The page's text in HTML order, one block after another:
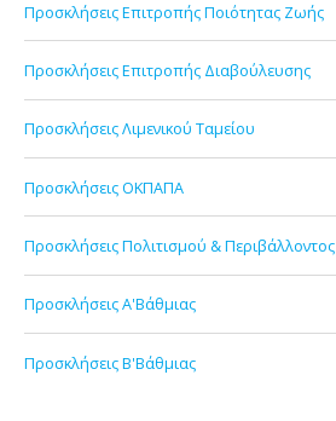
Προσκλήσεις Επιτροπής Ποιότητας Ζωής
Προσκλήσεις Επιτροπής Διαβούλευσης
Προσκλήσεις Λιμενικού Ταμείου
Προσκλήσεις ΟΚΠΑΠΑ
Προσκλήσεις Πολιτισμού & Περιβάλλοντος
Προσκλήσεις Α'Βάθμιας
Προσκλήσεις Β'Βάθμιας